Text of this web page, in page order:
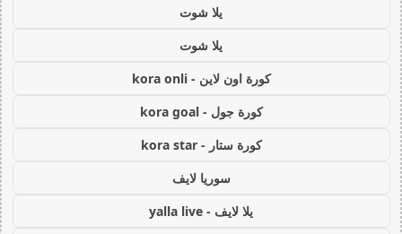
يلا شوت
يلا شوت
كورة اون لاين - kora onli
كورة جول - kora goal
كورة ستار - kora star
سوريا لايف
يلا لايف - yalla live